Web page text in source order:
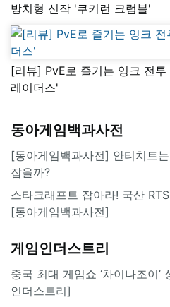
방치형 신작 '쿠키런 크럼블'
[리뷰] PvE로 즐기는 잉크 전
레이더스'
동아게임백과사전
[동아게임백과사전] 안티치트
잡을까?
스타크래프트 잡아라! 국산
[동아게임백과사전]
게임인더스트리
중국 최대 게임쇼 ‘차이나조이’
인더스트리]